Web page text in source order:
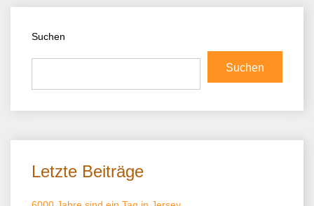
Suchen
Suchen
Letzte Beiträge